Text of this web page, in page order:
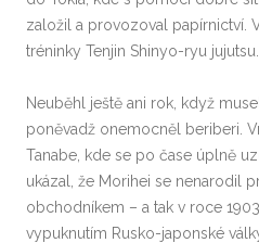
založil a provozoval papírnictví.
tréninky Tenjin Shinyo-ryu jujutsu.
Neuběhl ještě ani rok, když
poněvadž onemocněl beriberi.
Tanabe, kde se po čase úplně
ukázal, že Morihei se nenarodil
obchodníkem – a tak v roce
vypuknutím Rusko-japonské